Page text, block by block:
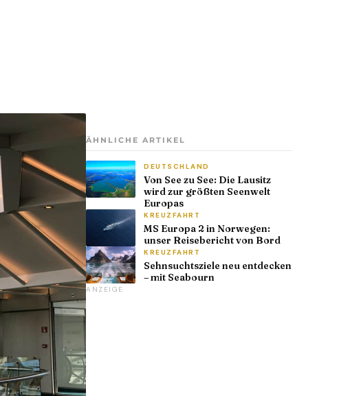
ÄHNLICHE ARTIKEL
DEUTSCHLAND
Von See zu See: Die Lausitz
wird zur größten Seenwelt
Europas
KREUZFAHRT
MS Europa 2 in Norwegen:
unser Reisebericht von Bord
KREUZFAHRT
Sehnsuchtsziele neu entdecken
– mit Seabourn
ANZEIGE